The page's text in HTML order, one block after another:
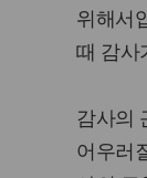
위해서
때 감사
감사의
어우러